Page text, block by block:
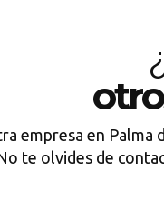
empresa en
te olvides de